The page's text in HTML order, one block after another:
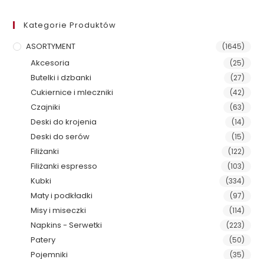
Kategorie Produktów
ASORTYMENT
(1645)
Akcesoria (25)
Butelki i dzbanki (27)
Cukiernice i mleczniki (42)
Czajniki (63)
Deski do krojenia (14)
Deski do serów (15)
Filiżanki (122)
Filiżanki espresso (103)
Kubki (334)
Maty i podkładki (97)
Misy i miseczki (114)
Napkins - Serwetki (223)
Patery (50)
Pojemniki (35)